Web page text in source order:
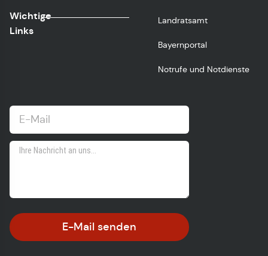
Wichtige
Links
Landratsamt
Bayernportal
Notrufe und Notdienste
E-Mail senden